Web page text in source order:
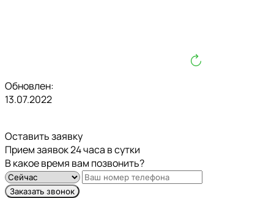
Обновлен:
13.07.2022
Оставить заявку
Прием заявок 24 часа в сутки
В какое время вам позвонить?
Заказать звонок